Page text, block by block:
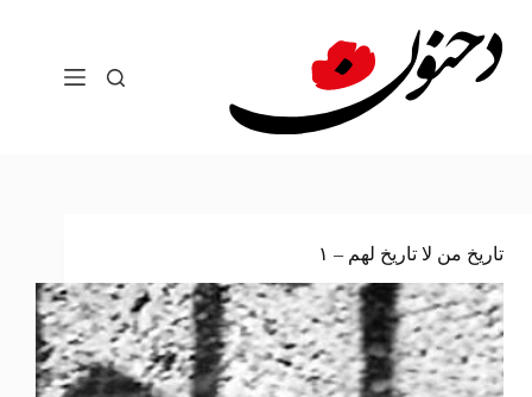
المحتوى
تاريخ من لا تاريخ لهم – ١